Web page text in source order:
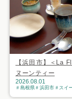
【浜田市】＜La
ヌーンティー
2026.08.01
島根県 浜田市 スイ